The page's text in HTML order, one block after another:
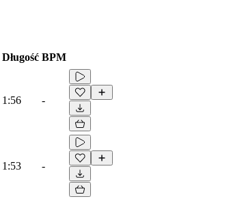
Długość BPM
1:56 -
1:53 -